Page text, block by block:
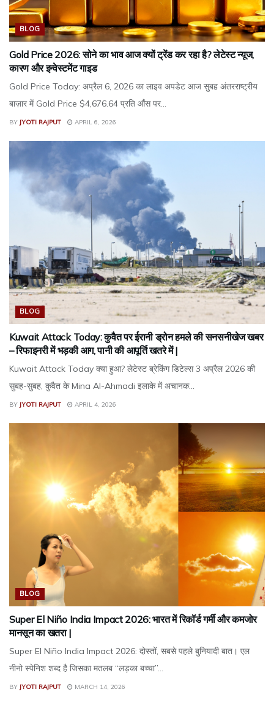
BLOG
Gold Price 2026: सोने का भाव आज क्यों ट्रेंड कर रहा है? लेटेस्ट न्यूज,
कारण और इन्वेस्टमेंट गाइड
Gold Price Today: अप्रैल 6, 2026 का लाइव अपडेट आज सुबह अंतरराष्ट्रीय
बाज़ार में Gold Price $4,676.64 प्रति औंस पर...
BY JYOTI RAJPUT APRIL 6, 2026
BLOG
Kuwait Attack Today: कुवैत पर ईरानी ड्रोन हमले की सनसनीखेज खबर
– रिफाइनरी में भड़की आग, पानी की आपूर्ति खतरे में |
Kuwait Attack Today क्या हुआ? लेटेस्ट ब्रेकिंग डिटेल्स 3 अप्रैल 2026 की
सुबह-सुबह, कुवैत के Mina Al-Ahmadi इलाके में अचानक...
BY JYOTI RAJPUT APRIL 4, 2026
BLOG
Super El Niño India Impact 2026: भारत में रिकॉर्ड गर्मी और कमजोर
मानसून का खतरा |
Super El Niño India Impact 2026: दोस्तों, सबसे पहले बुनियादी बात। एल
नीनो स्पेनिश शब्द है जिसका मतलब “लड़का बच्चा”...
BY JYOTI RAJPUT MARCH 14, 2026